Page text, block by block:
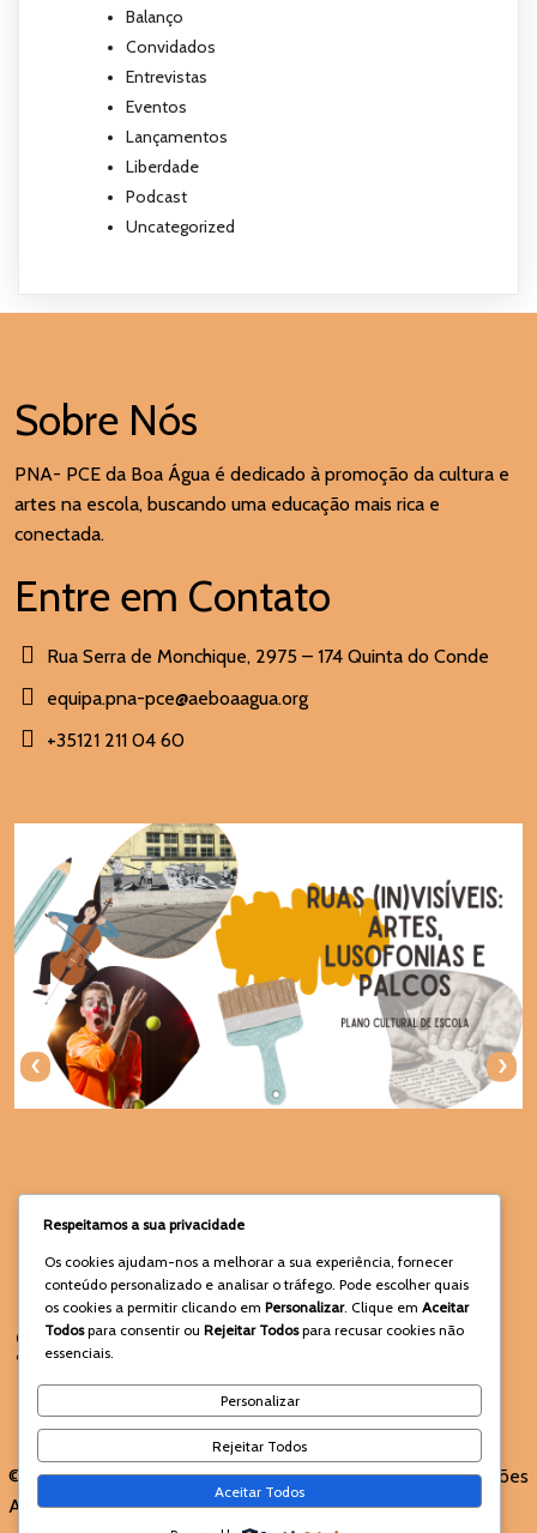
Balanço
Convidados
Entrevistas
Eventos
Lançamentos
Liberdade
Podcast
Uncategorized
Sobre Nós
PNA- PCE da Boa Água é dedicado à promoção da cultura e
artes na escola, buscando uma educação mais rica e
conectada.
Entre em Contato
Rua Serra de Monchique, 2975 – 174 Quinta do Conde
equipa.pna-pce@aeboaagua.org
+35121 211 04 60
‹ ›
Siga-nos nas Redes Sociais
© 2025 PNA- PCE da Boa
Agua
Termos e Condições
Respeitamos a sua privacidade
Os cookies ajudam-nos a melhorar a sua experiência, fornecer
conteúdo personalizado e analisar o tráfego. Pode escolher quais
os cookies a permitir clicando em Personalizar. Clique em Aceitar
Todospara consentir ou Rejeitar Todospara recusar cookies não
essenciais.
Personalizar
Rejeitar Todos
Aceitar Todos